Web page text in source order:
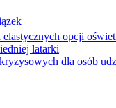
elastycznych opcji
latarki
dla osób